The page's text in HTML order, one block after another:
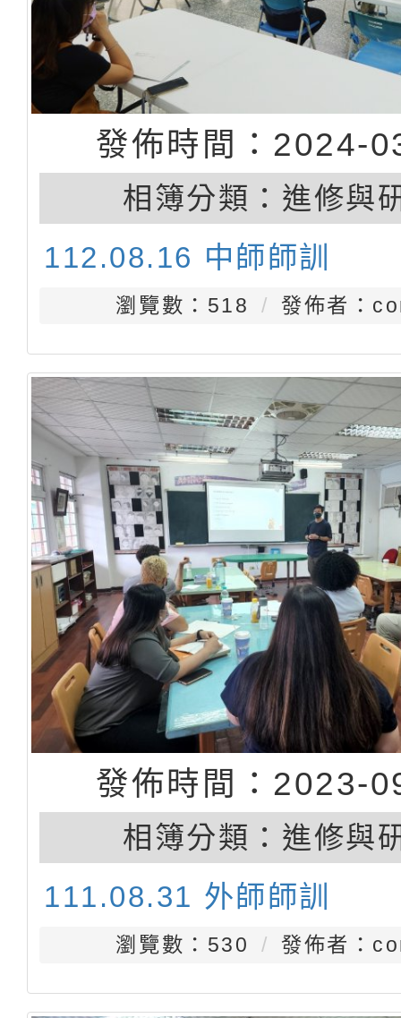
發佈時間：2024-
相簿分類： 進修與
112.08.16 中師師訓
瀏覽數：518 發佈者：
發佈時間：2023-
相簿分類： 進修與
111.08.31 外師師訓
瀏覽數：530 發佈者：